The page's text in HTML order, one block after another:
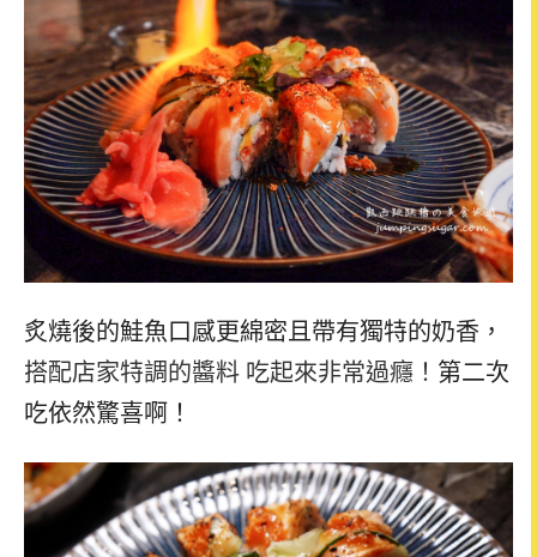
炙燒後的鮭魚口感更綿密且帶有獨特的奶香，
搭配店家特調的醬料 吃起來非常過癮 ！ 第二次
吃依然驚喜啊！